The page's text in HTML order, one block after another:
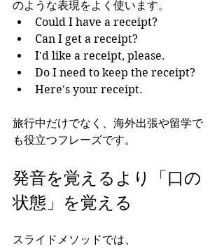
のような表現をよく使います。
Could I have a receipt?
Can I get a receipt?
I'd like a receipt, please.
Do I need to keep the receipt?
Here's your receipt.
旅行中だけでなく、海外出張や留学で
も役立つフレーズです。
発音を覚えるより「口の
状態」を覚える
スライドメソッドでは、